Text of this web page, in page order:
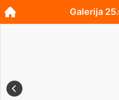
Galerija